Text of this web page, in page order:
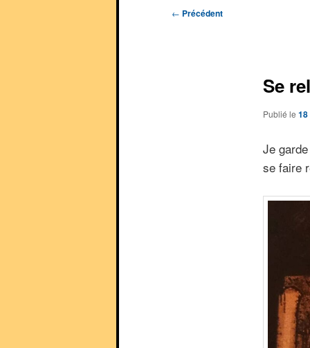
Navigation
← Précédent
Se
Publié le 18
Je
se faire